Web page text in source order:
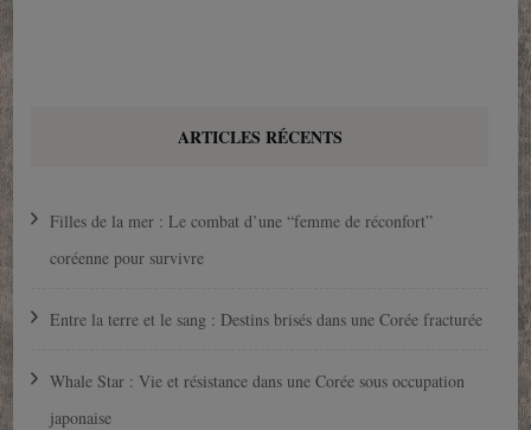
ARTICLES RÉCENTS
Filles de la mer : Le combat d’une “femme de réconfort”
coréenne pour survivre
Entre la terre et le sang : Destins brisés dans une Corée fracturée
Whale Star : Vie et résistance dans une Corée sous occupation
japonaise